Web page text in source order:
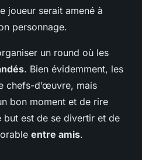
joueur serait amené à
personnage.
un round où les
. Bien évidemment, les
chefs-d’œuvre, mais
bon moment et de rire
but est de se divertir et de
entre amis.